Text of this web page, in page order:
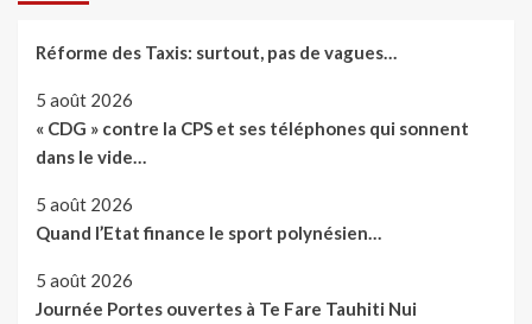
Réforme des Taxis: surtout, pas de vagues…
5 août 2026
« CDG » contre la CPS et ses téléphones qui sonnent
dans le vide…
5 août 2026
Quand l’Etat finance le sport polynésien…
5 août 2026
Journée Portes ouvertes à Te Fare Tauhiti Nui